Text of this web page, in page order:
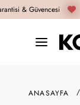
& Güvencesi
ANASAYFA